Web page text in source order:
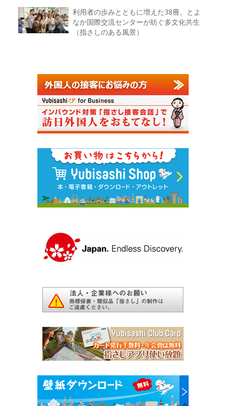
利用者の歩みとともに増えた38冊。とよ
なか国際交流センターが紡ぐ多文化共生
（指さしのある風景）